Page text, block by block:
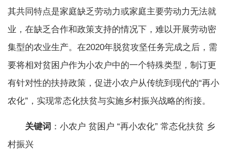
其共同特点是家庭缺乏劳动力或家庭主要劳动力无法就
业，在缺乏合作和政策支持的情况下，难以开展劳动密
集型的农业生产。在2020年脱贫攻坚任务完成之后，需
要将相对贫困户作为小农户中的一个特殊类型，制订更
有针对性的扶持政策，促进小农户从传统到现代的“再小
农化”，实现常态化扶贫与实施乡村振兴战略的衔接。
关键词 ：小农户 贫困户 “再小农化” 常态化扶贫 乡
村振兴